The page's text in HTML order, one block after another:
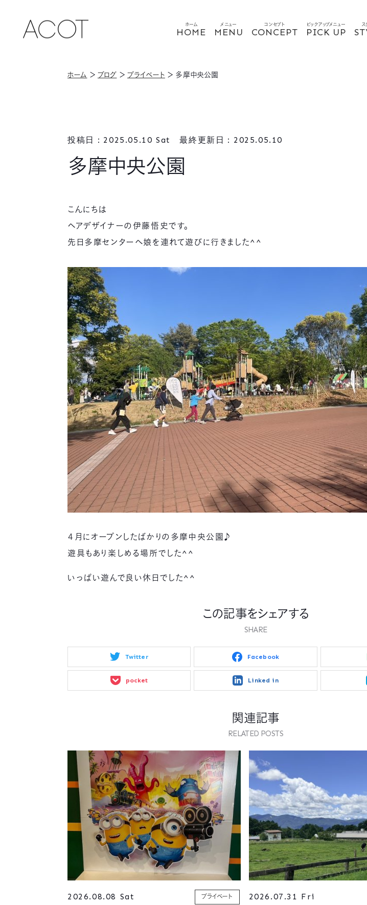
ホーム
HOME
メニュー
MENU
コンセプト
CONCEPT
ピックアップメニュー
PICK UP
ス
ホーム ＞ ブログ ＞ プライベート ＞ 多摩中央公園
投稿日：2025.05.10 Sat 最終更新日：2025.05.10
多摩中央公園
こんにちは
ヘアデザイナーの伊藤悟史です。
先日多摩センターへ娘を連れて遊びに行きました^^
４月にオープンしたばかりの多摩中央公園♪
遊具もあり楽しめる場所でした^^
いっぱい遊んで良い休日でした^^
この記事をシェアする
SHARE
Twitter Facebook
pocket Linked in
関連記事
RELATED POSTS
2026.08.08 Sat プライベート 2026.07.31 Fri